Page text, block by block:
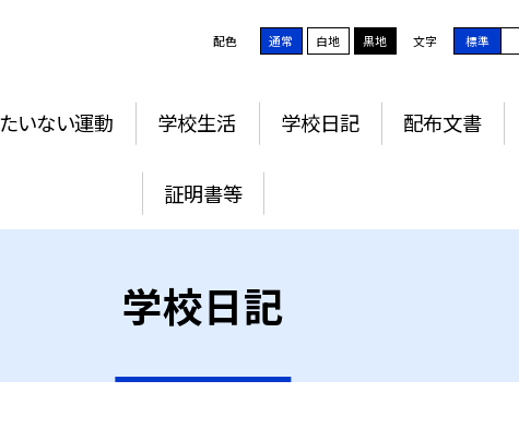
配色 通常 白地 黒地 文字 標準
いない運動 学校生活 学校日記 配布文書
証明書等
学校日記